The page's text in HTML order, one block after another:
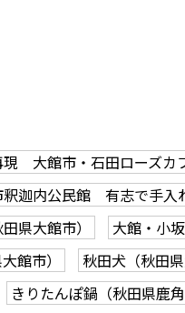
現 大館市・石田ローズカ
迦内公民館 有志で手入
県大館市）
大館・小
館市）
秋田犬（秋田県
きりたんぽ鍋（秋田県鹿角